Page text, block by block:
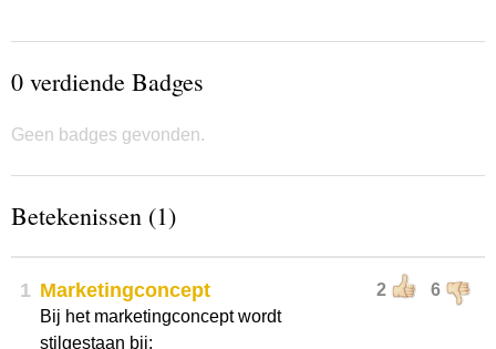
0 verdiende Badges
Geen badges gevonden.
Betekenissen (1)
1 2 6
Marketingconcept
Bij het marketingconcept wordt
stilgestaan bij: